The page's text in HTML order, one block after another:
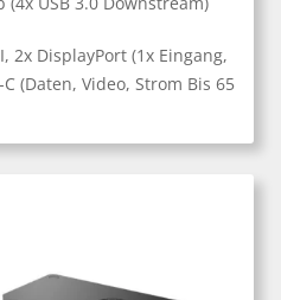
2x DisplayPort (1x Eingang,
C (Daten, Video, Strom Bis 65